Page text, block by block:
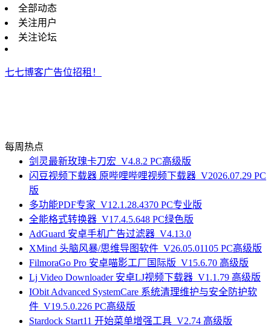
全部动态
关注用户
关注论坛
七七博客广告位招租！
每周热点
剑灵最新玫瑰卡刀宏_V4.8.2 PC高级版
闪豆视频下载器 原哔哩哔哩视频下载器_V2026.07.29 PC
版
多功能PDF专家_V12.1.28.4370 PC专业版
全能格式转换器_V17.4.5.648 PC绿色版
AdGuard 安卓手机广告过滤器_V4.13.0
XMind 头脑风暴/思维导图软件_V26.05.01105 PC高级版
FilmoraGo Pro 安卓喵影工厂国际版_V15.6.70 高级版
Lj Video Downloader 安卓LJ视频下载器_V1.1.79 高级版
IObit Advanced SystemCare 系统清理维护与安全防护软
件_V19.5.0.226 PC高级版
Stardock Start11 开始菜单增强工具_V2.74 高级版